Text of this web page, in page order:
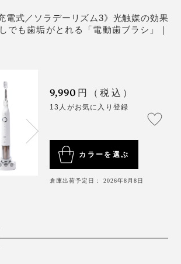
磨いた歯の代替材には、虫歯菌（S.ミュータンス菌）が
磨いた歯の代替材は、虫歯菌がほとん
んが、一般的な歯ブラシで磨くと虫歯
シ、充電台、ケーブル（Type-C）、USB電源アダプタ
清潔感のある「ピュアホワイト」、く
の持ち方は、ペングリップ（鉛筆持
が、軽く歯に触れるくらいの優しいタ
持ちよさ。ちょっと気分を変えたい時
きジェル
」をワンプッシュ。口に入れ
ハッカの香りで、リフレッシュモード
SOLADEYの歯磨きタイムは、「替え
ころから楽しいのです。
優しくケアしたい時は、「
フル充電、パワフルモード、１日2回
・専用スタンド］中国 ［ブラシ］
を装着したまま、本体の黒い半導体部
らしてから、磨いてください。
るさで、光触媒の効果があります。
、鏡にご自身のお顔が映る程度、ま
電卓が使える程度で、電気の光でも自
ありません。また、保管時に光を当て
ん。
。
換の目安は1～2ヵ月です。毛先が開
電式／ソラデーリズム3》光触媒の効果
でも歯垢がとれる「電動歯ブラシ」｜
9,990 円（税込）
13人がお気に入り登録
カラーを選ぶ
倉庫出荷予定日： 2026年8月8日